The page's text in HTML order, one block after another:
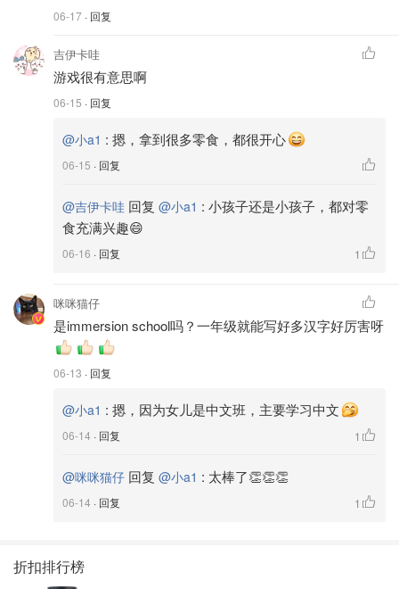
06-17 · 回复
吉伊卡哇
游戏很有意思啊
06-15 · 回复
@小a1 : 摁，拿到很多零食，都很开心
06-15 · 回复
@吉伊卡哇 回复 @小a1 : 小孩子还是小孩子，都对零
食充满兴趣😄
06-16 · 回复 1
咪咪猫仔
是immersion school吗？一年级就能写好多汉字好厉害呀
06-13 · 回复
@小a1 : 摁，因为女儿是中文班，主要学习中文
06-14 · 回复 1
@咪咪猫仔 回复 @小a1 : 太棒了👏👏👏
06-14 · 回复 1
折扣排行榜